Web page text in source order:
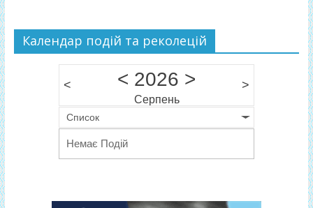
Календар подій та реколецій
< < 2026 >
Серпень
>
Список
Немає Подій